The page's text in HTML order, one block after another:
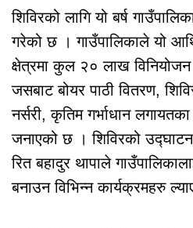
शिविरको लागि यो बर्ष
गरेको छ । गाउँपालिकाले यो
क्षेत्रमा कुल २० लाख विनियोजन
जसबाट बोयर पाठी वितरण,
नर्सरी, कृतिम गर्भाधान
जनाएको छ । शिविरको उद्घाटन
रित बहादुर थापाले
बनाउन विभिन्न कार्यक्रमहरु